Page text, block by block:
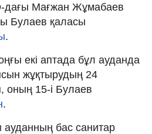
дағы Мағжан Жұмабаев
Булаев қаласы
.
екі аптада бұл ауданда
жұқтырудың 24
оның 15-і Булаев
.
бас санитар